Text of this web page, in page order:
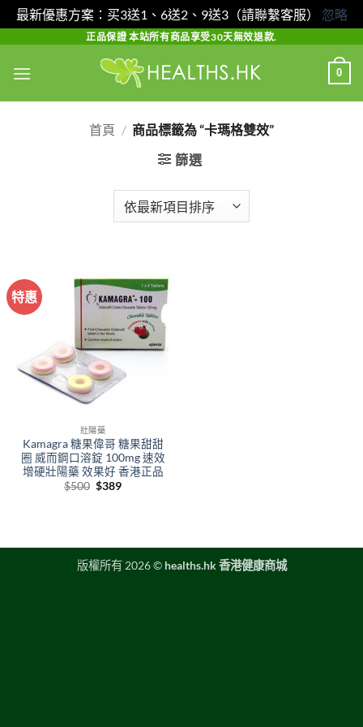
最新優惠方案：买3送1、6送2、9送3（請聯繫客服） 忽略
content
正品保證 本站所有商品享受30天無效退款.
0
首頁 / 商品標籤為 “卡瑪格雙效”
篩選
特惠
壯陽藥
Kamagra 糖果偉哥 糖果甜甜
圈 威而鋼口溶錠 100mg 速效
增硬壯陽藥 效果好 香港正品
$500 Original
$389Current
版權所有 2026 © healths.hk 香港健康商城